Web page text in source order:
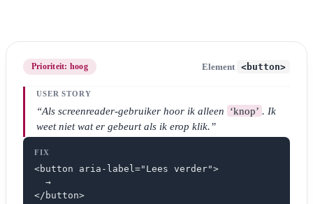
Prioriteit: hoog Element <button>
USER STORY
“Als screenreader-gebruiker hoor ik alleen ‘knop’ . Ik
weet niet wat er gebeurt als ik erop klik.”
FIX
<button aria-label="Lees verder">
  →
</button>